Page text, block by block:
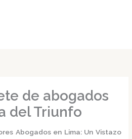
de abogados
del Triunfo
Abogados en Lima: Un Vistazo